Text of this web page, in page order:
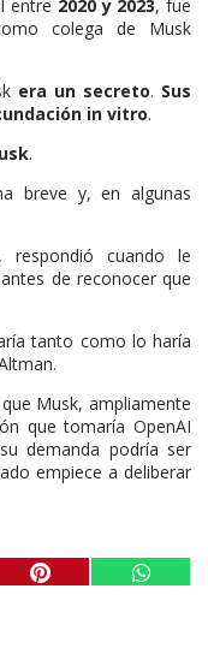
entre 2020 y 2023, fue
colega de Musk
era un secreto. Sus
in vitro.
.
breve y, en algunas
respondió cuando le
de reconocer que
tanto como lo haría
Musk, ampliamente
que tomaría OpenAI
demanda podría ser
empiece a deliberar